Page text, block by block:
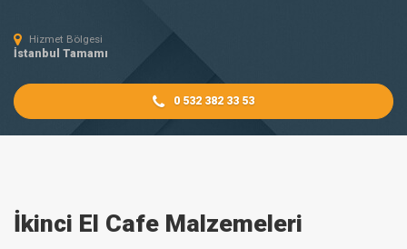
Hizmet Bölgesi
İstanbul Tamamı
0 532 382 33 53
İkinci El Cafe Malzemeleri